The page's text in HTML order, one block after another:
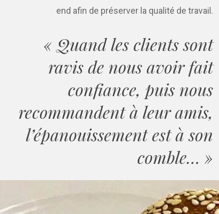
end afin de préserver la qualité de travail.
« Quand les clients sont
ravis de nous avoir fait
confiance, puis nous
recommandent à leur amis,
l’épanouissement est à son
comble… »